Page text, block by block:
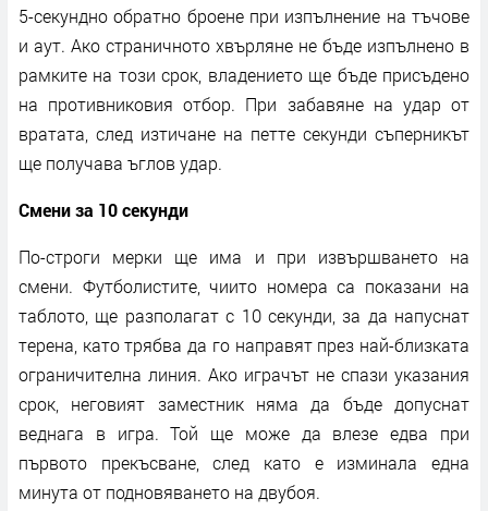
5-секундно обратно броене при изпълнение на тъчове
и аут. Ако страничното хвърляне не бъде изпълнено в
рамките на този срок, владението ще бъде присъдено
на противниковия отбор. При забавяне на удар от
вратата, след изтичане на петте секунди съперникът
ще получава ъглов удар.
Смени за 10 секунди
По-строги мерки ще има и при извършването на
смени. Футболистите, чиито номера са показани на
таблото, ще разполагат с 10 секунди, за да напуснат
терена, като трябва да го направят през най-близката
ограничителна линия. Ако играчът не спази указания
срок, неговият заместник няма да бъде допуснат
веднага в игра. Той ще може да влезе едва при
първото прекъсване, след като е изминала една
минута от подновяването на двубоя.